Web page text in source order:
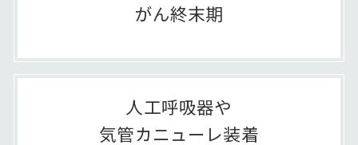
がん終末期
人工呼吸器や
気管カニューレ装着